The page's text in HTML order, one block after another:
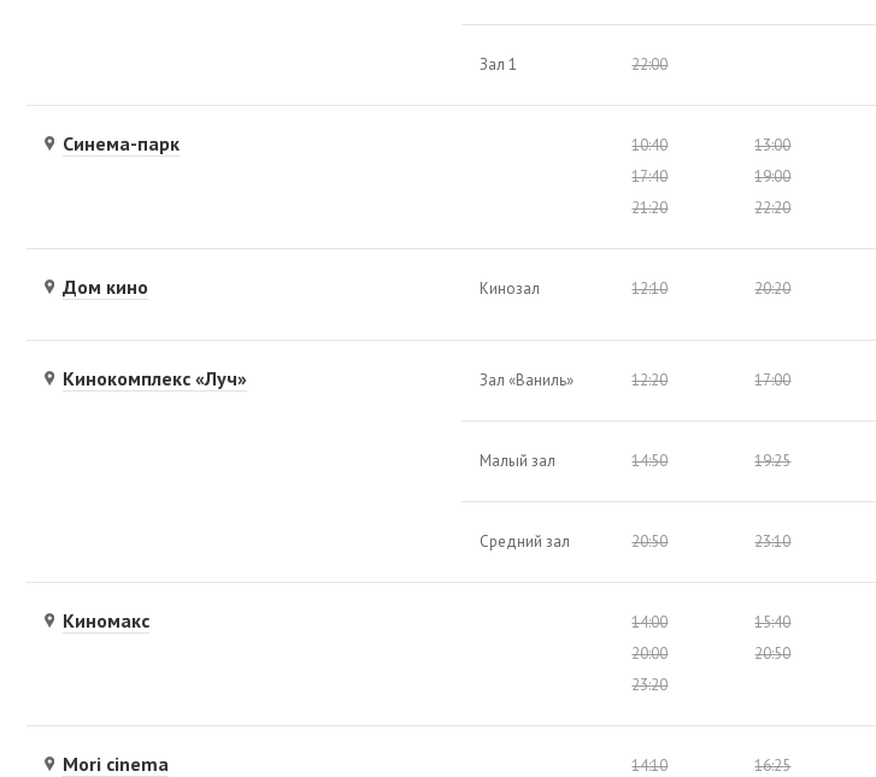
Зал 1 22:00
Синема-парк 10:40 13:00
17:40
19:00
21:20
22:20
Дом кино Кинозал 12:10 20:20
Кинокомплекс «Луч» Зал «Ваниль» 12:20 17:00
Малый зал 14:50 19:25
Средний зал 20:50 23:10
Киномакс 14:00 15:40
20:00
20:50
23:20
Mori cinema 14:10 16:25